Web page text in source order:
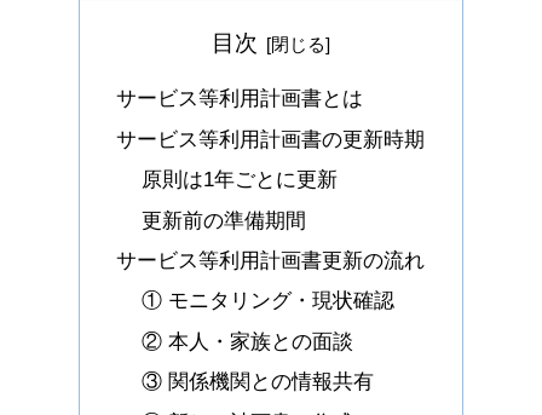
目次
サービス等利用計画書とは
サービス等利用計画書の更新時期
原則は1年ごとに更新
更新前の準備期間
サービス等利用計画書更新の流れ
① モニタリング・現状確認
② 本人・家族との面談
③ 関係機関との情報共有